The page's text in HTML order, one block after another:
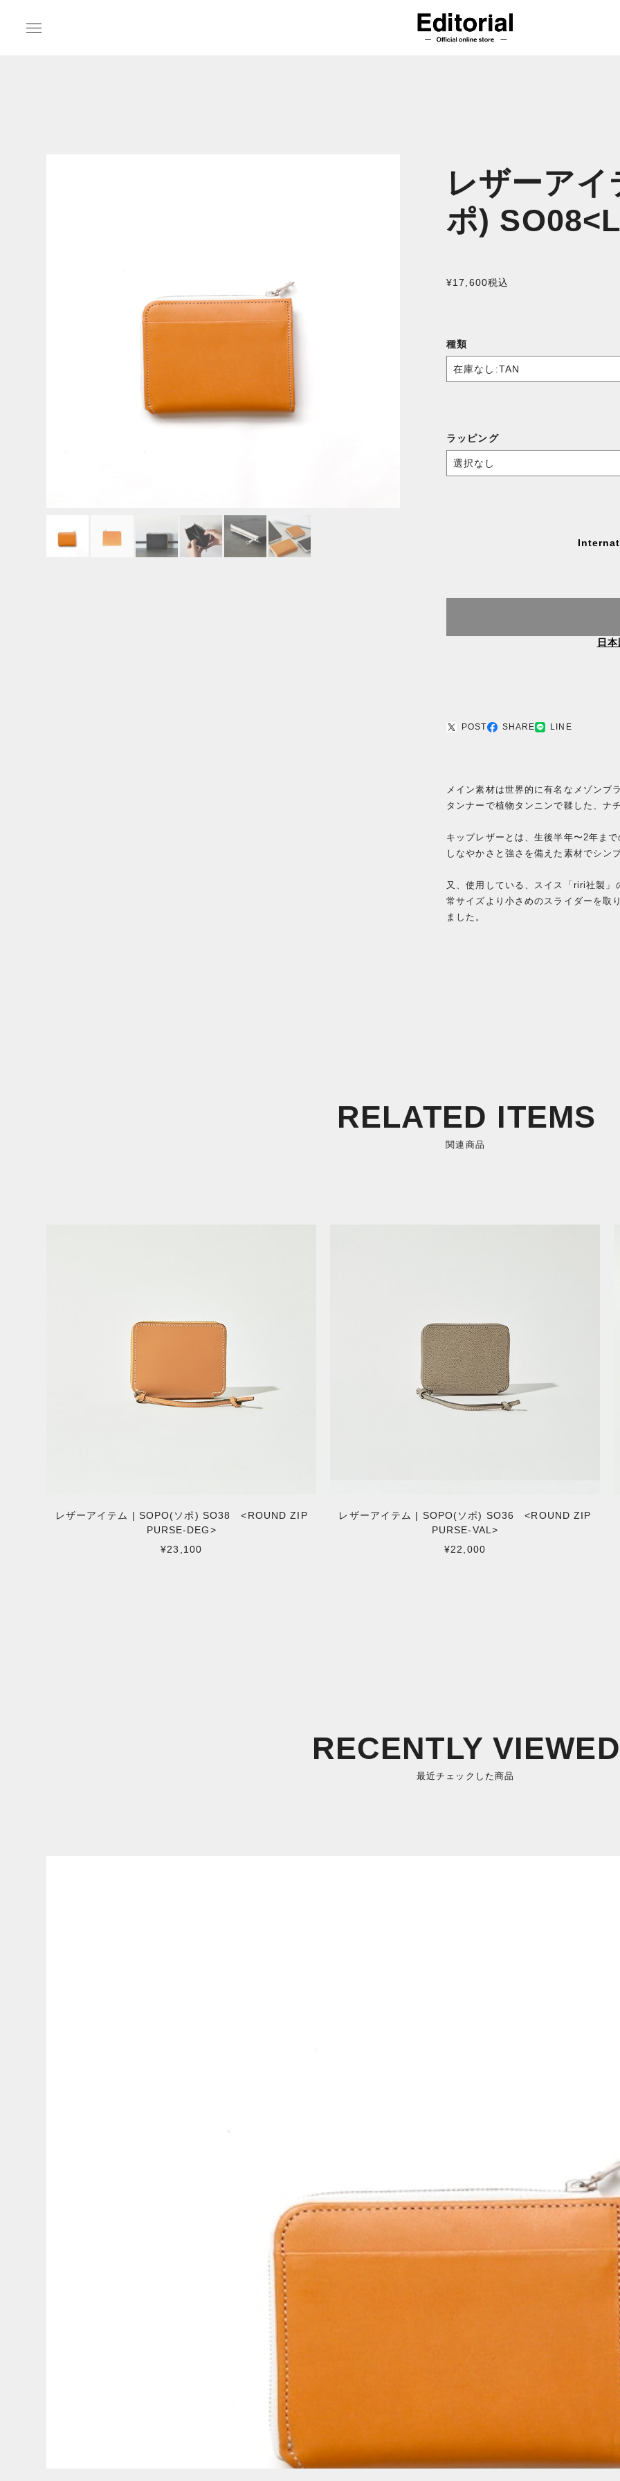
レザーア
ポ)
¥17,600税込
種類
ラッピング
日
POST SHARE LINE
メイン素材は世界的に有名なメゾンブ
タンナーで植物タンニンで鞣した、ナ
キップレザーとは、生後半年〜2年ま
しなやかさと強さを備えた素材でシン
又、使用している、スイス「riri社製
常サイズより小さめのスライダーを取
ました。
RELATED ITEMS
関連商品
レザーアイテム | SOPO(ソポ) SO38 <ROUND ZIP
PURSE-DEG>
¥23,100
レザーアイテム | SOPO(ソポ) SO36 <ROUND ZIP
PURSE-VAL>
¥22,000
RECENTLY VIEWED
最近チェックした商品